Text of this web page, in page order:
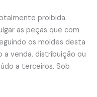
proibida.
as peças que com
os moldes desta
a venda, distribuição ou
a terceiros. Sob